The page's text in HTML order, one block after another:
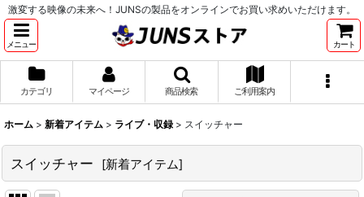
激変する映像の未来へ！JUNSの製品をオンラインでお買い求めいただけます。
メニュー カート
カテゴリ マイページ 商品検索 ご利用案内
ホーム > 新着アイテム > ライブ・収録 > スイッチャー
スイッチャー [新着アイテム]